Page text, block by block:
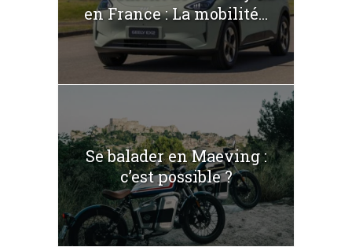
en France : La mobilité...
Se balader en Maeving :
c’est possible ?